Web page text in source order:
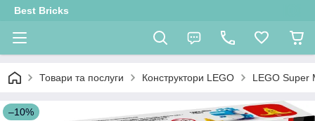
Best Bricks
Товари та послуги Конструктори LEGO LEGO Super
–10%